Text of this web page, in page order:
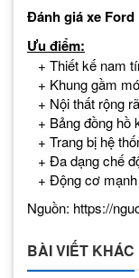
Đánh giá xe Ford
Ưu điểm:
+ Thiết kế nam
+ Khung gầm
+ Nội thất rộng
+ Bảng đồng hồ
+ Trang bị hệ
+ Đa dạng chế
+ Động cơ
Nguồn: https://
BÀI VIẾT KHÁC